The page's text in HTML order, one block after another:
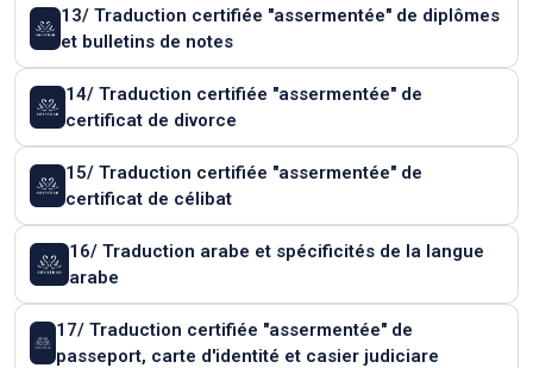
13/ Traduction certifiée "assermentée" de diplômes
et bulletins de notes
14/ Traduction certifiée "assermentée" de
certificat de divorce
15/ Traduction certifiée "assermentée" de
certificat de célibat
16/ Traduction arabe et spécificités de la langue
arabe
17/ Traduction certifiée "assermentée" de
passeport, carte d'identité et casier judiciare